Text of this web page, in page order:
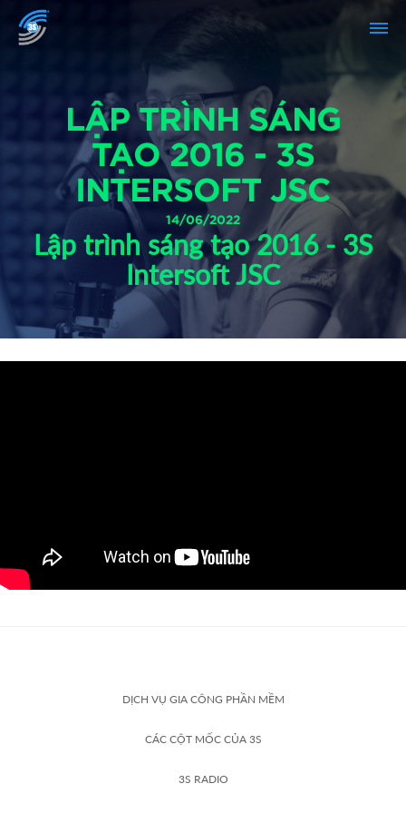
LẬP TRÌNH SÁNG
TẠO 2016 - 3S
INTERSOFT JSC
14/06/2022
Lập trình sáng tạo 2016 - 3S
Intersoft JSC
DỊCH VỤ GIA CÔNG PHẦN MỀM
CÁC CỘT MỐC CỦA 3S
3S RADIO